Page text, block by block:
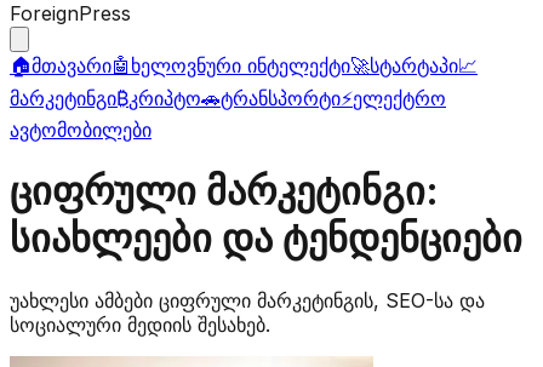
ForeignPress
🏠მთავარი🤖 ხელოვნური ინტელექტი🚀სტარტაპი📈
მარკეტინგი₿კრიპტო🚗ტრანსპორტი⚡ელექტრო
ავტომობილები
ციფრული მარკეტინგი:
სიახლეები და ტენდენციები
უახლესი ამბები ციფრული მარკეტინგის, SEO-სა და
სოციალური მედიის შესახებ.